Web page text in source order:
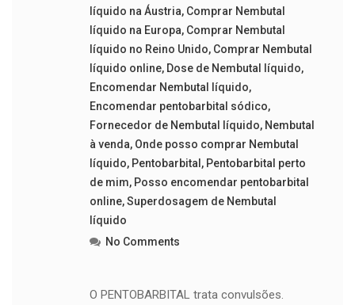
líquido na Áustria, Comprar Nembutal
líquido na Europa, Comprar Nembutal
líquido no Reino Unido, Comprar Nembutal
líquido online, Dose de Nembutal líquido,
Encomendar Nembutal líquido,
Encomendar pentobarbital sódico,
Fornecedor de Nembutal líquido, Nembutal
à venda, Onde posso comprar Nembutal
líquido, Pentobarbital , Pentobarbital perto
de mim, Posso encomendar pentobarbital
online,Superdosagem de Nembutal
líquido
No Comments
O PENTOBARBITAL trata convulsões.